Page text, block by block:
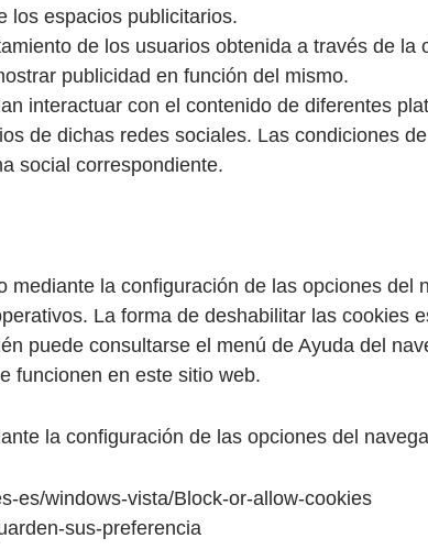
los espacios publicitarios.
de los usuarios obtenida a través de la
publicidad en función del mismo.
interactuar con el contenido de diferentes
de dichas redes sociales. Las condiciones
social correspondiente.
la configuración de las opciones del
La forma de deshabilitar las cookies
puede consultarse el menú de Ayuda del
funcionen en este sitio web.
la configuración de las opciones del
es/windows-vista/Block-or-allow-cookies
sus-preferencia